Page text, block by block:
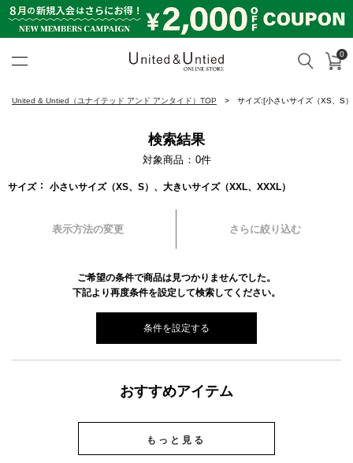
検索 カ
0
United & Untied（ユナイテッド アンド アンタイド）TOP サイズ:[小さいサイズ（XS、S
検索結果
対象商品 0件
サイズ 小さいサイズ（XS、S）、大きいサイズ（XXL、XXXL）
表示方法の変更 さらに絞り込む
ご希望の条件で商品は見つかりませんでした。
下記より再度条件を設定して検索してください。
条件を設定する
おすすめアイテム
もっと見る